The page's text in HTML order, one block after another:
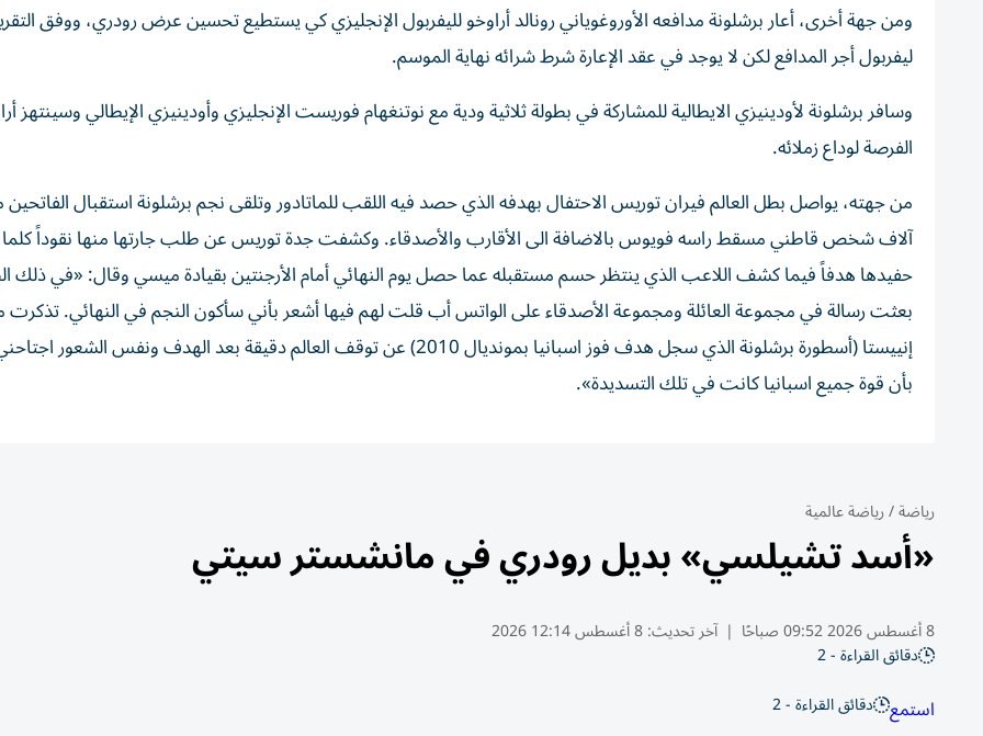
ومن جهة أخرى، أعار برشلونة مدافعه الأوروغوياني رونالد أراوخو لليفربول الإنجليزي كي يستطيع تحسين عرض رودري، ووفق
ليفربول أجر المدافع لكن لا يوجد في عقد الإعارة شرط شرائه نهاية الموسم.
وسافر برشلونة لأودينيزي الايطالية للمشاركة في بطولة ثلاثية ودية مع نوتنغهام فوريست الإنجليزي وأودينيزي الإيطالي وسينتهز
الفرصة لوداع زملائه.
آلاف شخص قاطني مسقط راسه فويوس بالاضافة الى الأقارب والأصدقاء. وكشفت جدة توريس عن طلب جارتها منها نقوداً
حفيدها هدفاً فيما كشف اللاعب الذي ينتظر حسم مستقبله عما حصل يوم النهائي أمام الأرجنتين بقيادة ميسي وقال: «في ذلك
بعثت رسالة في مجموعة العائلة ومجموعة الأصدقاء على الواتس أب قلت لهم فيها أشعر بأني سأكون النجم في النهائي. تذكرت
إنييستا (أسطورة برشلونة الذي سجل هدف فوز اسبانيا بمونديال 2010) عن توقف العالم دقيقة بعد الهدف ونفس
بأن قوة جميع اسبانيا كانت في تلك التسديدة».
رياضة/رياضة عالمية
«أسد تشيلسي» بديل رودري في مانشستر سيتي
8 أغسطس 2026 09:52 صباحًا | آخر تحديث:8 أغسطس 12:14 2026
دقائق القراءة - 2
استمع دقائق القراءة - 2